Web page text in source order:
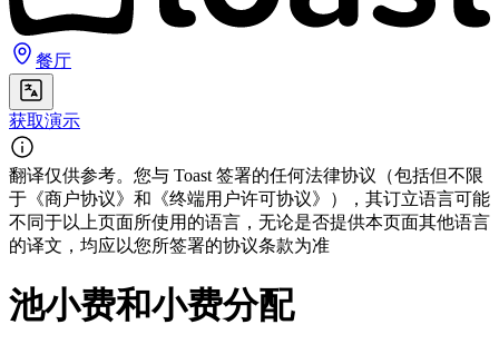
餐厅
获取演示
翻译仅供参考。您与 Toast 签署的任何法律协议（包括但不限
于《商户协议》和《终端用户许可协议》），其订立语言可能
不同于以上页面所使用的语言，无论是否提供本页面其他语言
的译文，均应以您所签署的协议条款为准
池小费和小费分配